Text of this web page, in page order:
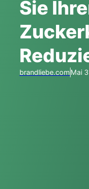
Sie
brandliebe.comMai